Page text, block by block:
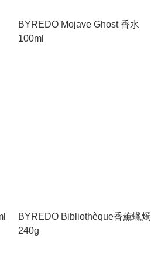
BYREDO Mojave Ghost 香水
100ml
BYREDO Bibliothèque香薰蠟燭
240g